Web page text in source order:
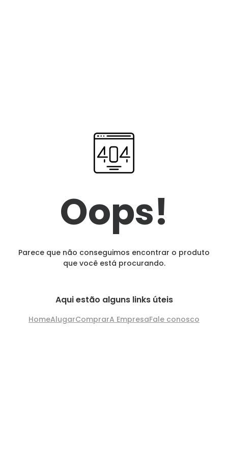
Oops!
Parece que não conseguimos encontrar o produto
que você está procurando.
Aqui estão alguns links úteis
HomeAlugarComprarA EmpresaFale conosco